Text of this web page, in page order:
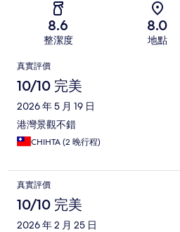
8.6
整潔度
8.0
地點
評
價
真實評價
10/10 完美
2026 年 5 月 19 日
港灣景觀不錯
CHIHTA (2 晚行程)
真實評價
10/10 完美
2026 年 2 月 25 日